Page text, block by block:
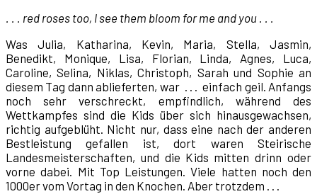
. . . red roses too, I see them bloom for me and you . . .
Was Julia, Katharina, Kevin, Maria, Stella, Jasmin,
Benedikt, Monique, Lisa, Florian, Linda, Agnes, Luca,
Caroline, Selina, Niklas, Christoph, Sarah und Sophie an
diesem Tag dann ablieferten, war . . . einfach geil. Anfangs
noch sehr verschreckt, empfindlich, während des
Wettkampfes sind die Kids über sich hinausgewachsen,
richtig aufgeblüht. Nicht nur, dass eine nach der anderen
Bestleistung gefallen ist, dort waren Steirische
Landesmeisterschaften, und die Kids mitten drinn oder
vorne dabei. Mit Top Leistungen. Viele hatten noch den
1000er vom Vortag in den Knochen. Aber trotzdem . . .